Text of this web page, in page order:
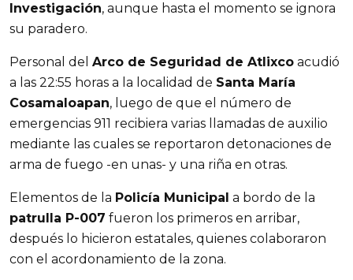
Investigación, aunque hasta el momento se ignora
su paradero.
Personal del Arco de Seguridad de Atlixco acudió
a las 22:55 horas a la localidad de Santa María
Cosamaloapan, luego de que el número de
emergencias 911 recibiera varias llamadas de auxilio
mediante las cuales se reportaron detonaciones de
arma de fuego -en unas- y una riña en otras.
Elementos de la Policía Municipal a bordo de la
patrulla P-007 fueron los primeros en arribar,
después lo hicieron estatales, quienes colaboraron
con el acordonamiento de la zona.